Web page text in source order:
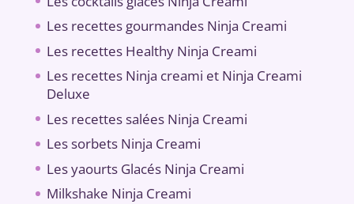
Les recettes gourmandes Ninja Creami
Les recettes Healthy Ninja Creami
Les recettes Ninja creami et Ninja Creami
Deluxe
Les recettes salées Ninja Creami
Les sorbets Ninja Creami
Les yaourts Glacés Ninja Creami
Milkshake Ninja Creami